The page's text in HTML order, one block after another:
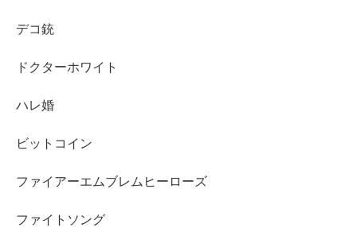
デコ銃
ドクターホワイト
ハレ婚
ビットコイン
ファイアーエムブレムヒーローズ
ファイトソング